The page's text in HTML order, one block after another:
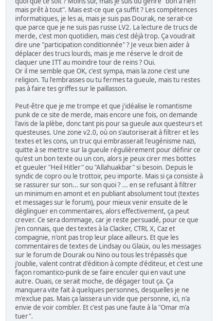
mais prêt à tout". Mais est-ce que ça suffit ? Les compétences
informatiques, je les ai, mais je suis pas Dourak, ne serait-ce
que parce que je ne suis pas russe LV2. La lecture de trucs de
merde, c'est mon quotidien, mais c'est déjà trop. Ça voudrait
dire une "participation conditionnée" ? Je veux bien aider à
déplacer des trucs lourds, mais je me réserve le droit de
claquer une ITT au moindre tour de reins ? Oui.
Or il me semble que OK, c'est sympa, mais la zone c'est une
religion. Tu l'embrasses ou tu fermes ta gueule, mais tu restes
pas à faire tes griffes sur le paillasson.
Peut-être que je me trompe et que j'idéalise le romantisme
punk de ce site de merde, mais encore une fois, on demande
l'avis de la plèbe, donc tant pis pour sa gueule aux questeurs et
questeuses. Une zone v2.0, où on s'autoriserait à filtrer et les
textes et les cons, un truc qui embrasserait l'eugénisme nazi,
quitte à se mettre sur la gueule régulièrement pour définir ce
qu'est un bon texte ou un con, alors je peux cirer mes bottes
et gueuler "Heil Hitler" ou "Allahuakbar" si besoin. Depuis le
syndic de copro ou le trottoir, peu importe. Mais si ça consiste à
se rassurer sur son... sur son quoi ? ... en se refusant à filtrer
un minimum en amont et en publiant absolument tout (textes
et messages sur le forum), pour mieux venir ensuite de le
déglinguer en commentaires, alors effectivement, ça peut
crever. Ce sera dommage, car je reste persuadé, pour ce que
j'en connais, que des textes à la Clacker, CTRL X, Caz et
compagnie, n'ont pas trop leur place ailleurs. Et que les
commentaires de textes de Lindsay ou Glaüx, ou les messages
sur le forum de Dourak ou Nino ou tous les trépassés que
j'oublie, valent contrat d'édition à compte d'éditeur, et c'est une
façon romantico-punk de se faire enculer qui en vaut une
autre. Ouais, ce serait moche, de dégager tout ça. Ça
manquera vite fait à quelques personnes, desquelles je ne
m'exclue pas. Mais ça laissera un vide que personne, ici, n'a
envie de voir combler. Et c'est pas une faute à la "Omar m'a
tuer".